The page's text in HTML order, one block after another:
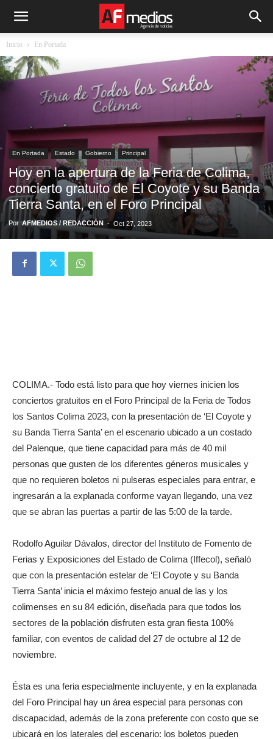
Inicio En Portada
En Portada Estado Gobierno Principal
Hoy en la apertura de la Feria de Colima,
concierto gratuito de El Coyote y su Banda
Tierra Santa, en el Foro Principal
Por AFMEDIOS / REDACCIÓN - Oct 27, 2023
COLIMA.- Todo está listo para que hoy viernes inicien los
conciertos gratuitos en el Foro Principal de la Feria de Todos
los Santos Colima 2023, con la presentación de ‘El Coyote y
su Banda Tierra Santa’ en el escenario ubicado a un costado
del Palenque, que tiene capacidad para más de 40 mil
personas que gusten de los diferentes géneros musicales y
que no requieren boletos ni pulseras especiales para entrar, e
ingresarán a la explanada conforme vayan llegando, una vez
que se abran las puertas a partir de las 5:00 de la tarde.
Rodolfo Aguilar Dávalos, director del Instituto de Fomento de
Ferias y Exposiciones del Estado de Colima (Iffecol), señaló
que con la presentación estelar de ‘El Coyote y su Banda
Tierra Santa’ inicia el máximo festejo anual de las y los
colimenses en su 84 edición, diseñada para que todos los
sectores de la población disfruten esta gran fiesta 100%
familiar, con eventos de calidad del 27 de octubre al 12 de
noviembre.
Ésta es una feria especialmente incluyente, y en la explanada
del Foro Principal hay un área especial para personas con
discapacidad, además de la zona preferente con costo que se
ubicará en los laterales del escenario: los boletos pueden